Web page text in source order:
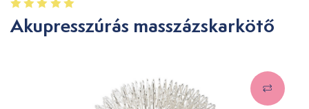
Akupresszúrás masszázskarkötő